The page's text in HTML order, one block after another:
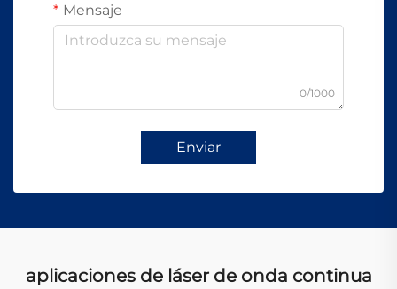
Mensaje
0/1000
Enviar
aplicaciones de láser de onda continua